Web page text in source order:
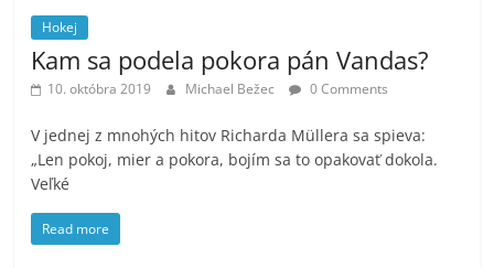
Hokej
Kam sa podela pokora pán Vandas?
10. októbra 2019 Michael Bežec 0 Comments
V jednej z mnohých hitov Richarda Müllera sa spieva:
„Len pokoj, mier a pokora, bojím sa to opakovať dokola.
Veľké
Read more